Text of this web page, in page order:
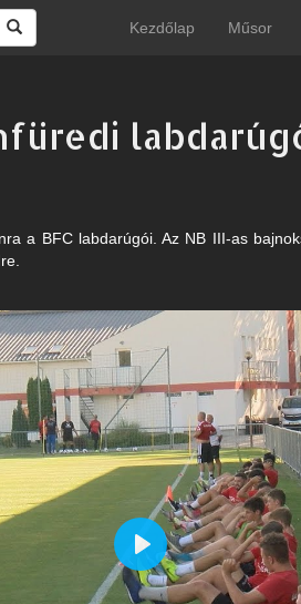
Kezdőlap Műsor
a BFC labdarúgói. Az NB III-as
Play